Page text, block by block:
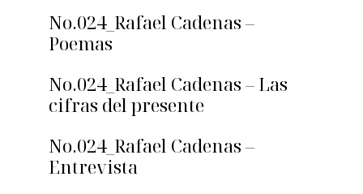
No.024_Rafael Cadenas –
Poemas
No.024_Rafael Cadenas – Las
cifras del presente
No.024_Rafael Cadenas –
Entrevista